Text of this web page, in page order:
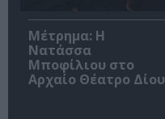
Μέτρημα: Η
Νατάσσα
Μποφίλιου στο
Αρχαίο Θέατρο Δίου